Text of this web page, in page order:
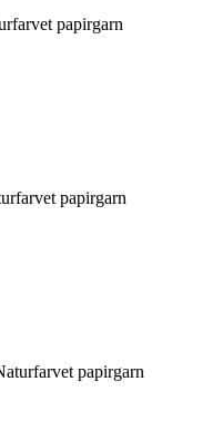
papirgarn
papirgarn
papirgarn